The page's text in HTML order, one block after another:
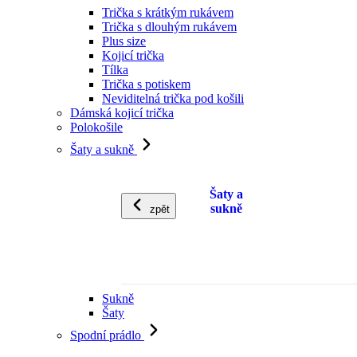
Trička s krátkým rukávem
Trička s dlouhým rukávem
Plus size
Kojicí trička
Tílka
Trička s potiskem
Neviditelná trička pod košili
Dámská kojicí trička
Polokošile
Šaty a sukně
zpět
Šaty a
sukně
Sukně
Šaty
Spodní prádlo